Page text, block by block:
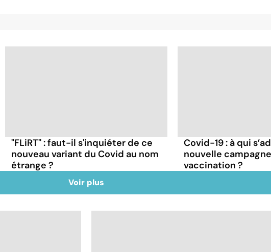
"FLiRT" : faut-il s'inquiéter de ce
nouveau variant du Covid au nom
étrange ?
Covid-19 : à qui
nouvelle
vaccination ?
Voir plus